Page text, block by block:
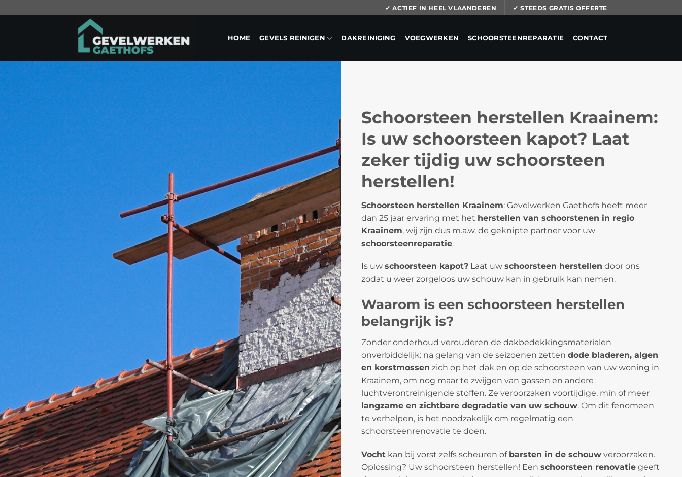
✓ ACTIEF IN HEEL VLAANDEREN ✓ STEEDS GRATIS OFFERTE
HOME GEVELS REINIGEN DAKREINIGING VOEGWERKEN SCHOORSTEENREPARATIE CONTACT
Schoorsteen herstellen Kraainem:
Is uw schoorsteen kapot? Laat
zeker tijdig uw schoorsteen
herstellen!
Schoorsteen herstellen Kraainem: Gevelwerken Gaethofs heeft meer
dan 25 jaar ervaring met het herstellen van schoorstenen in regio
Kraainem, wij zijn dus m.a.w. de geknipte partner voor uw
schoorsteenreparatie.
Is uw schoorsteen kapot? Laat uw schoorsteen herstellen door ons
zodat u weer zorgeloos uw schouw kan in gebruik kan nemen.
Waarom is een schoorsteen herstellen
belangrijk is?
Zonder onderhoud verouderen de dakbedekkingsmaterialen
onverbiddelijk: na gelang van de seizoenen zetten dode bladeren, algen
en korstmossen zich op het dak en op de schoorsteen van uw woning in
Kraainem, om nog maar te zwijgen van gassen en andere
luchtverontreinigende stoffen. Ze veroorzaken voortijdige, min of meer
langzame en zichtbare degradatie van uw schouw. Om dit fenomeen
te verhelpen, is het noodzakelijk om regelmatig een
schoorsteenrenovatie te doen.
Vocht kan bij vorst zelfs scheuren of barsten in de schouw veroorzaken.
Oplossing? Uw schoorsteen herstellen! Een schoorsteen renovatie geeft